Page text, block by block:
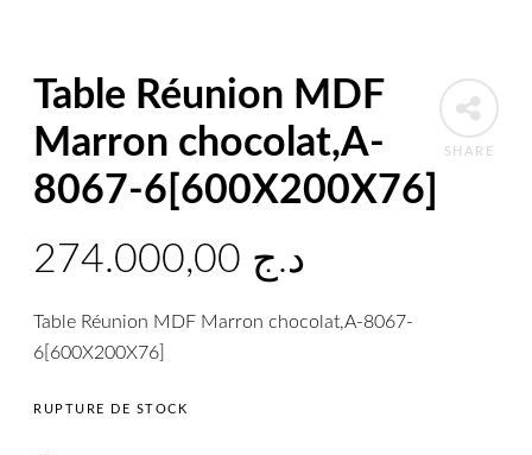
SHARE
Table Réunion MDF
Marron chocolat,A-
8067-6[600X200X76]
د.ج
Table Réunion MDF Marron chocolat,A-8067-
6[600X200X76]
RUPTURE DE STOCK